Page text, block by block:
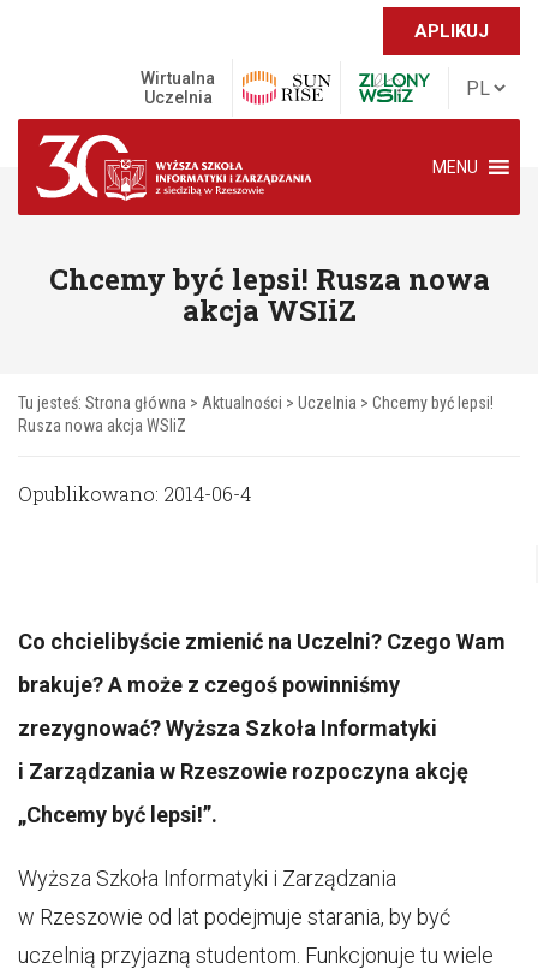
APLIKUJ
Wirtualna
Uczelnia
MENU
Chcemy być lepsi! Rusza nowa
akcja WSIiZ
Tu jesteś: Strona główna > Aktualności > Uczelnia > Chcemy być lepsi!
Rusza nowa akcja WSIiZ
Opublikowano: 2014-06-4
Co chcielibyście zmienić na Uczelni? Czego Wam
brakuje? A może z czegoś powinniśmy
zrezygnować? Wyższa Szkoła Informatyki
i Zarządzania w Rzeszowie rozpoczyna akcję
„Chcemy być lepsi!”.
Wyższa Szkoła Informatyki i Zarządzania
w Rzeszowie od lat podejmuje starania, by być
uczelnią przyjazną studentom. Funkcjonuje tu wiele